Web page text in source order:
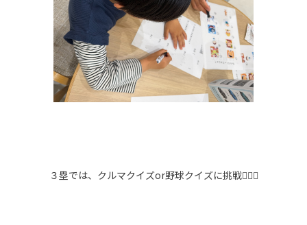
３塁では、クルマクイズor野球クイズに挑戦🙋🏻‍♂️